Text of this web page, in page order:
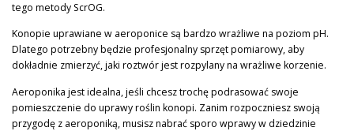
tego metody ScrOG.
Konopie uprawiane w aeroponice są bardzo wrażliwe na poziom pH.
Dlatego potrzebny będzie profesjonalny sprzęt pomiarowy, aby
dokładnie zmierzyć, jaki roztwór jest rozpylany na wrażliwe korzenie.
Aeroponika jest idealna, jeśli chcesz trochę podrasować swoje
pomieszczenie do uprawy roślin konopi. Zanim rozpoczniesz swoją
przygodę z aeroponiką, musisz nabrać sporo wprawy w dziedzinie